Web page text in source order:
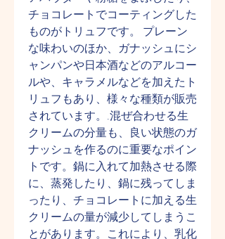
チョコレートでコーティングした
ものがトリュフです。 プレーン
な味わいのほか、ガナッシュにシ
ャンパンや日本酒などのアルコー
ルや、キャラメルなどを加えたト
リュフもあり、様々な種類が販売
されています。.混ぜ合わせる生
クリームの分量も、良い状態のガ
ナッシュを作るのに重要なポイン
トです。鍋に入れて加熱させる際
に、蒸発したり、鍋に残ってしま
ったり、チョコレートに加える生
クリームの量が減少してしまうこ
とがあります。これにより、乳化